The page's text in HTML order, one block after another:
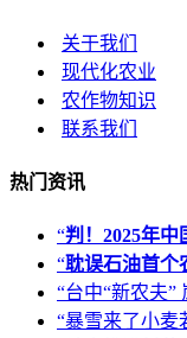
关于我们
现代化农业
农作物知识
联系我们
热门资讯
“判！2025年中
“耽误石油首个
“台中“新农夫
“暴雪来了小